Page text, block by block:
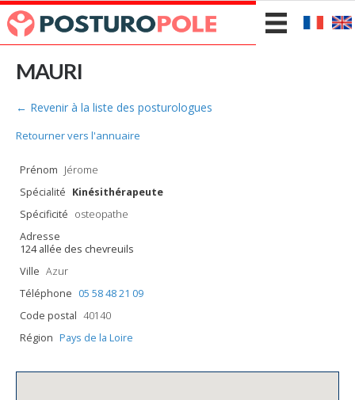
MAURI
← Revenir à la liste des posturologues
Retourner vers l'annuaire
Prénom Jérome
Spécialité Kinésithérapeute
Spécificité osteopathe
Adresse
124 allée des chevreuils
Ville Azur
Téléphone 05 58 48 21 09
Code postal 40140
Région Pays de la Loire